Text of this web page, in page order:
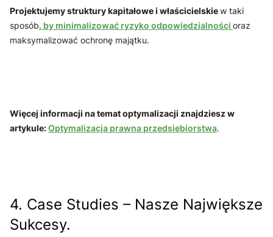
Projektujemy struktury kapitałowe i właścicielskiew taki
sposób, by minimalizować ryzyko odpowiedzialności oraz
maksymalizować ochronę majątku.
Więcej informacji na temat optymalizacji znajdziesz w
artykule:Optymalizacja prawna przedsiębiorstwa.
4. Case Studies – Nasze Największe
Sukcesy.